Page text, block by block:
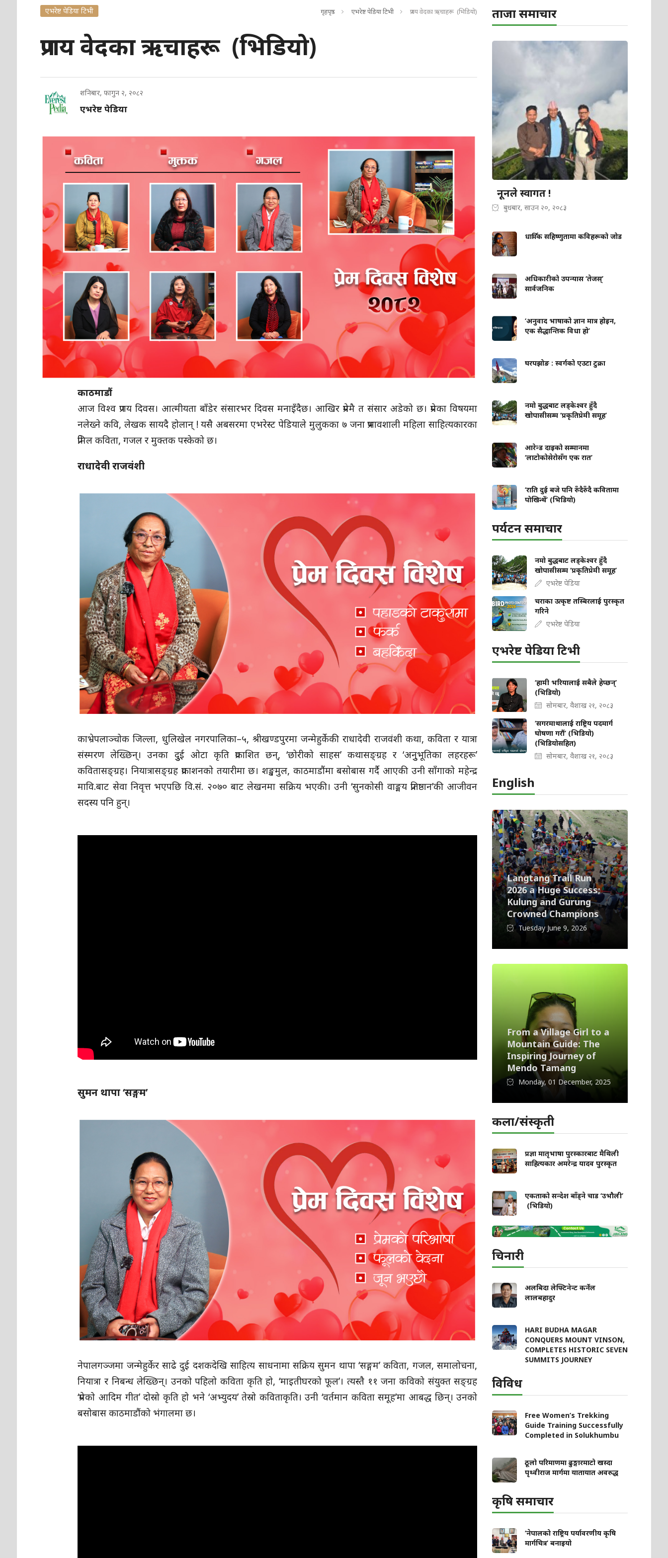
एभरेष्ट पेडिया टिभी गृहपृष्ठ एभरेष्ट पेडिया टिभी प्रणय वेदका ऋचाहरू (भिडियो)
प्रणय वेदका ऋचाहरू (भिडियो)
शनिबार, फागुन २, २०८२
एभरेष्ट पेडिया
काठमाडौं
आज विश्व प्रणय दिवस। आत्मीयता बाँडेर संसारभर दिवस मनाइँदैछ। आखिर प्रेममै त संसार अडेको छ। प्रेमका विषयमा
नलेख्ने कवि, लेखक सायदै होलान् ! यसै अबसरमा एभरेस्ट पेडियाले मुलुकका ७ जना प्रभावशाली महिला साहित्यकारका
प्रेमिल कविता, गजल र मुक्तक पस्केको छ।
राधादेवी राजवंशी
काभ्रेपलाञ्चोक जिल्ला, धुलिखेल नगरपालिका–५, श्रीखण्डपुरमा जन्मेहुर्केकी राधादेवी राजवंशी कथा, कविता र यात्रा
संस्मरण लेख्छिन्। उनका दुुई ओटा कृति प्रकाशित छन्, ‘छोरीको साहस’ कथासङ्ग्रह र ‘अनुुभूतिका लहरहरू’
कवितासङ्ग्रह। नियात्रासङ्ग्रह प्रकाशनको तयारीमा छ। शङ्खमुल, काठमाडौंमा बसोबास गर्दै आएकी उनी साँगाको महेन्द्र
मावि.बाट सेवा निवृत्त भएपछि वि.सं. २०७० बाट लेखनमा सक्रिय भएकी। उनी ‘सुनकोसी वाङ्मय प्रतिष्ठान’की आजीवन
सदस्य पनि हुन्।
सुमन थापा ‘सङ्गम’
नेपालगञ्जमा जन्मेहुर्केर साढे दुई दशकदेखि साहित्य साधनामा सक्रिय सुमन थापा ‘सङ्गम’ कविता, गजल, समालोचना,
नियात्रा र निबन्ध लेख्छिन्। उनको पहिलो कविता कृति हो, ‘माइतीघरको फूल’। त्यस्तै ११ जना कविको संयुक्त सङ्ग्रह
‘प्रेमको आदिम गीत’ दोस्रो कृति हो भने ‘अभ्युदय’ तेस्रो कविताकृति। उनी ‘वर्तमान कविता समूह’मा आबद्ध छिन्। उनको
बसोबास काठमाडौंको भंगालमा छ।
ताजा समाचार
नूनले स्वागत !
बुधबार, साउन २०, २०८३
धार्मिक सहिष्णुतामा कविहरूको जोड
अधिकारीको उपन्यास ‘तेजस्’
सार्वजनिक
‘अनुवाद भाषाको ज्ञान मात्र होइन,
एक सैद्धान्तिक विधा हो’
घरपझोङ : स्वर्गको एउटा टुक्रा
नमो बुद्धबाट लड्केश्वर हुँदै
खोपासीसम्म ‘प्रकृतिप्रेमी समूह’
आरेन्ड दाइको सम्मानमा
‘लाटोकोसेरोसँग एक रात’
‘राति दुई बजे पनि रुँदैरुँदै कवितामा
पोखिन्थें’ (भिडियो)
पर्यटन समाचार
नमो बुद्धबाट लड्केश्वर हुँदै
खोपासीसम्म ‘प्रकृतिप्रेमी समूह’
एभरेष्ट पेडिया
चराका उत्कृष्ट तस्बिरलाई पुरस्कृत
गरिने
एभरेष्ट पेडिया
एभरेष्ट पेडिया टिभी
‘हामी भरियालाई सबैले हेप्छन्’
(भिडियो)
सोमबार, वैशाख २१, २०८३
‘सगरमाथालाई राष्ट्रिय पदमार्ग
घोषणा गरौं’ (भिडियो)
(भिडियोसहित)
सोमबार, वैशाख २१, २०८३
English
Langtang Trail Run
2026 a Huge Success;
Kulung and Gurung
Crowned Champions
Tuesday June 9, 2026
From a Village Girl to a
Mountain Guide: The
Inspiring Journey of
Mendo Tamang
Monday, 01 December, 2025
कला/संस्कृती
प्रज्ञा मातृभाषा पुरस्कारबाट मैथिली
साहित्यकार अमरेन्द्र यादव पुरस्कृत
एकताको सन्देश बाँड्ने चाड ‘उभौली’
(भिडियो)
चिनारी
अलबिदा लेफ्टिनेन्ट कर्नेल
लालबहादुर
HARI BUDHA MAGAR
CONQUERS MOUNT VINSON,
COMPLETES HISTORIC SEVEN
SUMMITS JOURNEY
विविध
Free Women’s Trekking
Guide Training Successfully
Completed in Solukhumbu
ठूलो परिमाणमा ढुङ्गारमाटो खस्दा
पृथ्वीराज मार्गमा यातायात अवरुद्ध
कृषि समाचार
‘नेपालको राष्ट्रिय पर्यावरणीय कृषि
मार्गचित्र’ बनाइयो